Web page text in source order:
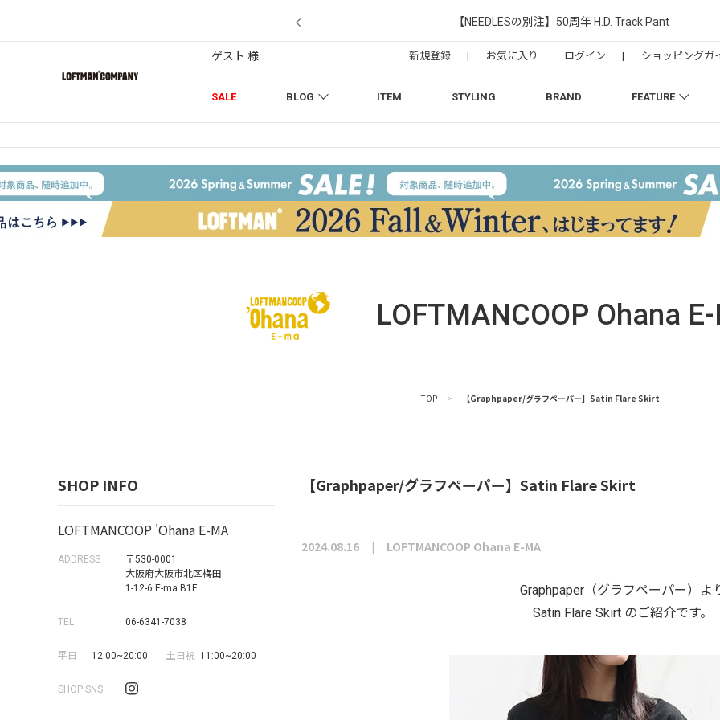
【NEEDLESの別注】50周年 H.D. Track Pant
SALE BLOG ITEM STYLING BRAND FEATURE
ゲスト 様 新規登録 | お気に入り ログイン | ショッピングガ
LOFTMANCOOP Ohana
TOP > 【Graphpaper/グラフペーパー】Satin Flare Skirt
SHOP INFO
LOFTMANCOOP 'Ohana E-MA
ADDRESS
〒530-0001
大阪府大阪市北区梅田
1-12-6 E-ma B1F
TEL 06-6341-7038
平日 12:00~20:00 土日祝 11:00~20:00
SHOP SNS
【Graphpaper/グラフペーパー】Satin Flare Skirt
2024.08.16 LOFTMANCOOP Ohana E-MA
Graphpaper（グラフペーパー）よ
Satin Flare Skirt のご紹介です。